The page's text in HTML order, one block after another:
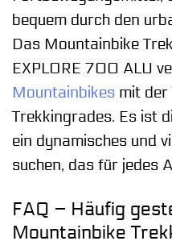
bequem durch den
Das Mountainbike
EXPLORE 700 ALU
Mountainbikes mit der
Trekkingrades. Es ist
ein dynamisches und
suchen, das für jedes
FAQ – Häufig
Mountainbike